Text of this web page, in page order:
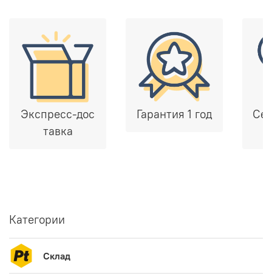
Экспресс-дос
тавка
Гарантия 1 год
Категории
Склад